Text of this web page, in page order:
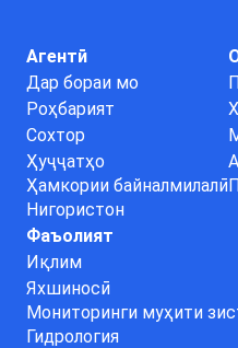
Агентӣ
Дар бораи мо
Роҳбарият
Сохтор
Ҳуҷҷатҳо
Ҳамкории байналмилалӣ
Нигористон
Фаъолият
Иқлим
Яхшиносӣ
Мониторинги муҳити
Гидрология